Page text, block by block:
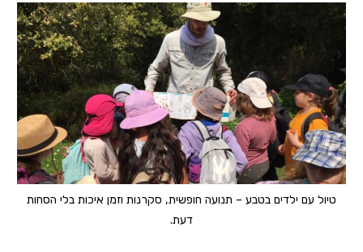
טיול עם ילדים בטבע – תנועה חופשית, סקרנות וזמן איכות בלי הסחות
דעת.